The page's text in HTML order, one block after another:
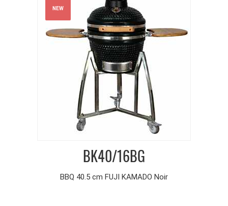
NEW
BK40/16BG
BBQ 40.5 cm FUJI KAMADO Noir